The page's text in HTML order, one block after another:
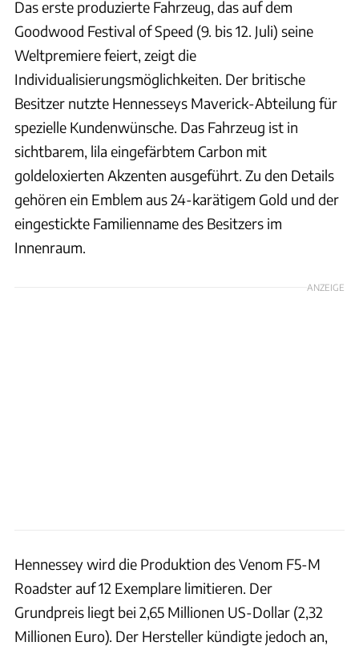
Das erste produzierte Fahrzeug, das auf dem
Goodwood Festival of Speed (9. bis 12. Juli) seine
Weltpremiere feiert, zeigt die
Individualisierungsmöglichkeiten. Der britische
Besitzer nutzte Hennesseys Maverick-Abteilung für
spezielle Kundenwünsche. Das Fahrzeug ist in
sichtbarem, lila eingefärbtem Carbon mit
goldeloxierten Akzenten ausgeführt. Zu den Details
gehören ein Emblem aus 24-karätigem Gold und der
eingestickte Familienname des Besitzers im
Innenraum.
ANZEIGE
Hennessey wird die Produktion des Venom F5-M
Roadster auf 12 Exemplare limitieren. Der
Grundpreis liegt bei 2,65 Millionen US-Dollar (2,32
Millionen Euro). Der Hersteller kündigte jedoch an,